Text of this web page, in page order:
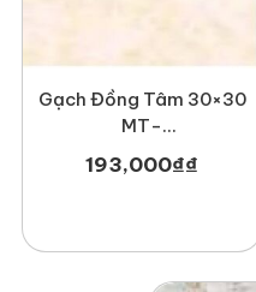
Gạch Đồng Tâm 30×30
MT-
193,000₫₫